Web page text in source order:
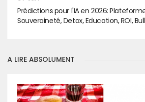
Prédictions pour l'IA en 2026:
Souveraineté, Detox, Education, ROI,
A LIRE ABSOLUMENT